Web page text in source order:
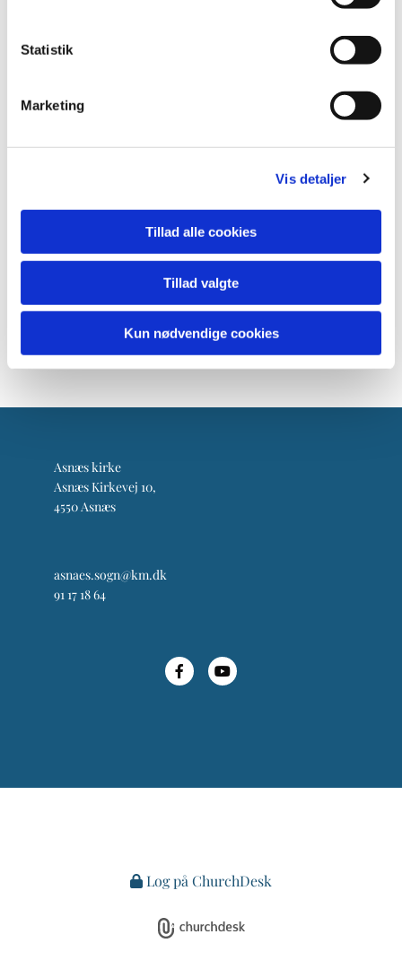
Statistik
Marketing
Vis detaljer
Tillad alle cookies
Tillad valgte
Kun nødvendige cookies
Asnæs kirke
Asnæs Kirkevej 10,
4550 Asnæs
asnaes.sogn@km.dk
91 17 18 64
Log på ChurchDesk